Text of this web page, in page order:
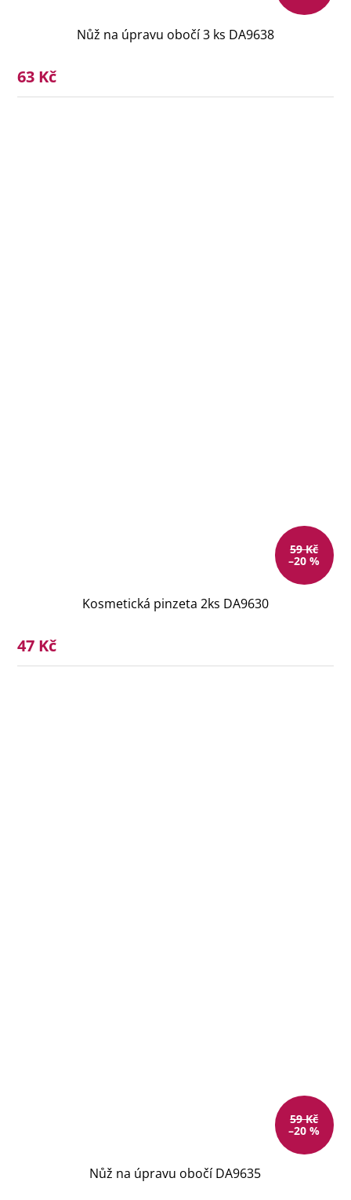
Nůž na úpravu obočí 3 ks DA9638
63 Kč
59 Kč
–20 %
Kosmetická pinzeta 2ks DA9630
47 Kč
59 Kč
–20 %
Nůž na úpravu obočí DA9635